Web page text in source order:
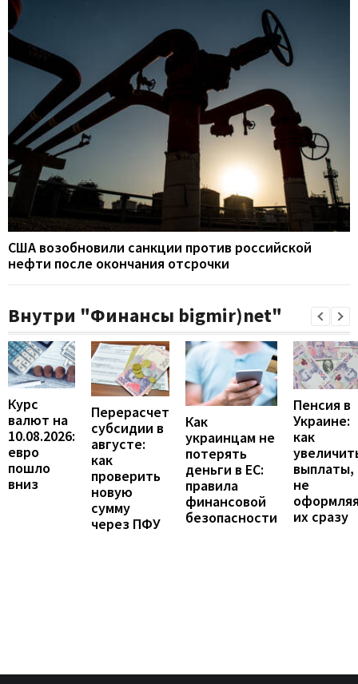
США возобновили санкции против российской
нефти после окончания отсрочки
Внутри "Финансы bigmir)net"
Курс
валют на
10.08.2026:
евро
пошло
вниз
Перерасчет
субсидии в
августе:
как
проверить
новую
сумму
через ПФУ
Как
украинцам не
потерять
деньги в ЕС:
правила
финансовой
безопасности
Пенсия в
Украине:
как
выплаты,
не
их сразу